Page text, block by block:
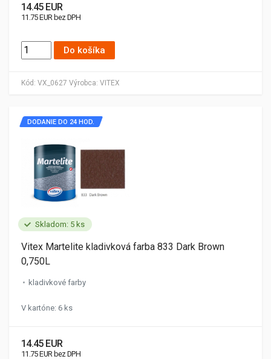
Kód: VX_0627 Výrobca: VITEX
14.45 EUR
11.75 EUR bez DPH
Do košíka
Skladom: 5 ks
DODANIE DO 24 HOD.
Vitex Martelite kladivková farba 833 Dark Brown
0,750L
kladivkové farby
V kartóne: 6 ks
14.45 EUR
11.75 EUR bez DPH